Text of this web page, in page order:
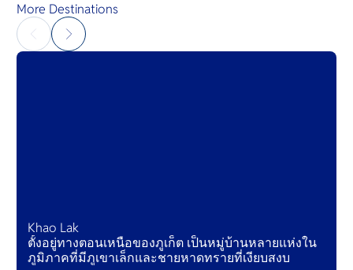
More Destinations
Khao Lak
ตั้งอยู่ทางตอนเหนือของภูเก็ต เป็นหมู่บ้านหลายแห่งใน
ภูมิภาคที่มีภูเขาเล็กและชายหาดทรายที่เงียบสงบ